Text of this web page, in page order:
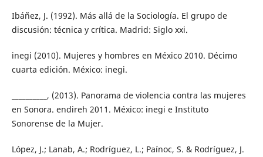
Ibáñez, J. (1992). Más allá de la Sociología. El grupo de
discusión: técnica y crítica. Madrid: Siglo xxi.
inegi (2010). Mujeres y hombres en México 2010. Décimo
cuarta edición. México: inegi.
__________, (2013). Panorama de violencia contra las mujeres
en Sonora. endireh 2011. México: inegi e Instituto
Sonorense de la Mujer.
López, J.; Lanab, A.; Rodríguez, L.; Paínoc, S. & Rodríguez, J.